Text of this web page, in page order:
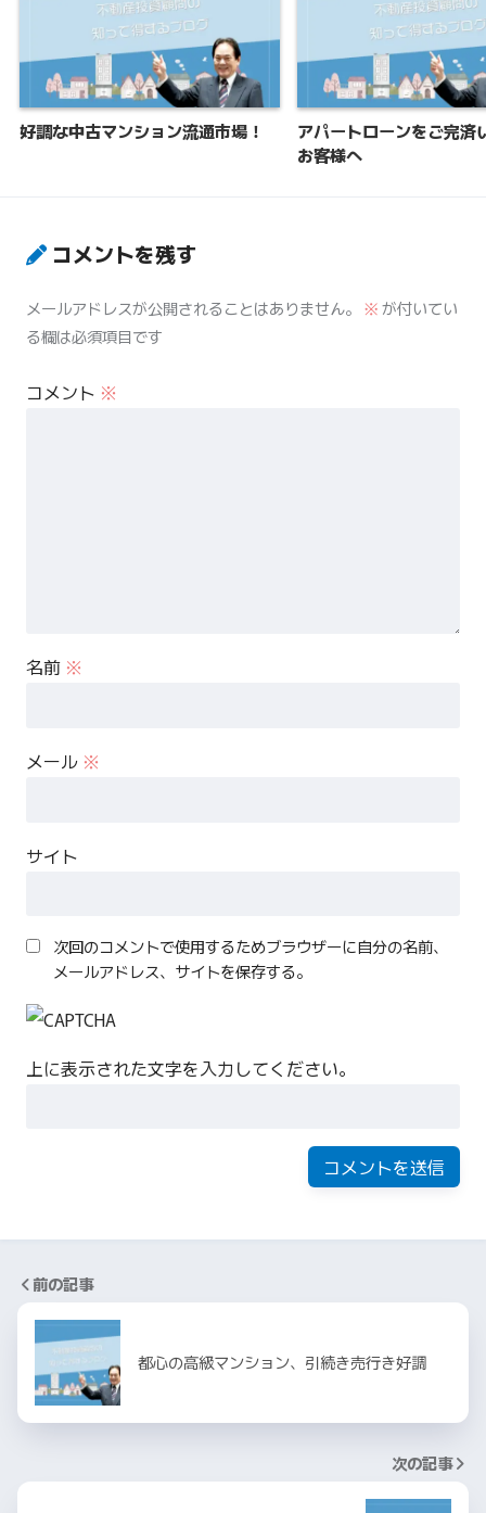
好調な中古マンション流通市場！
アパートローンをご完済
お客様へ
コメントを残す
メールアドレスが公開されることはありません。 ※が付いてい
る欄は必須項目です
コメント ※
名前 ※
メール ※
サイト
次回のコメントで使用するためブラウザーに自分の名前、
メールアドレス、サイトを保存する。
上に表示された文字を入力してください。
前の記事
都心の高級マンション、引続き売行き好調
次の記事